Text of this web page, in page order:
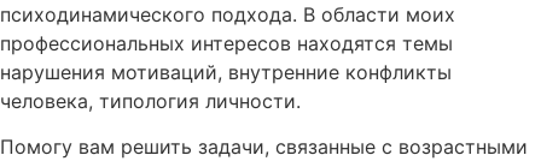
психодинамического подхода. В области моих
профессиональных интересов находятся темы
нарушения мотиваций, внутренние конфликты
человека, типология личности.
Помогу вам решить задачи, связанные с возрастными